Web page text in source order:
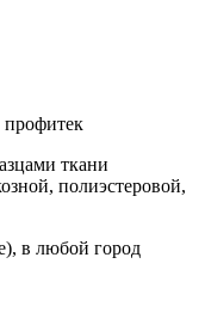
профитек
ткани
полиэстеровой,
в любой город